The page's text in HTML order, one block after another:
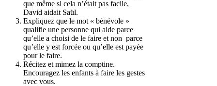
que même si cela n’était pas facile,
David aidait Saül.
Expliquez que le mot « bénévole »
qualifie une personne qui aide parce
qu’elle a choisi de le faire et non parce
qu’elle y est forcée ou qu’elle est payée
pour le faire.
Récitez et mimez la comptine.
Encouragez les enfants à faire les gestes
avec vous.